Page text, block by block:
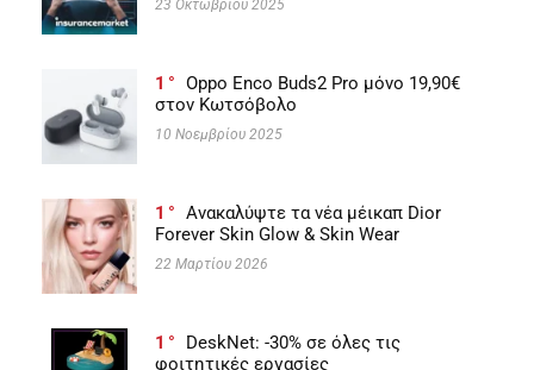
23 Οκτωβρίου 2025
1
Oppo Enco Buds2 Pro μόνο 19,90€
στον Κωτσόβολο
10 Νοεμβρίου 2025
1
Ανακαλύψτε τα νέα μέικαπ Dior
Forever Skin Glow & Skin Wear
22 Μαρτίου 2026
1
DeskNet: -30% σε όλες τις
φοιτητικές εργασίες